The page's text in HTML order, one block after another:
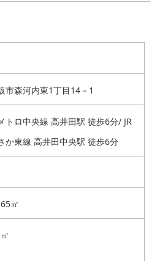
市森河内東1丁目14－1
トロ中央線 高井田駅 徒歩6分/ JR
か東線 高井田中央駅 徒歩6分
㎡